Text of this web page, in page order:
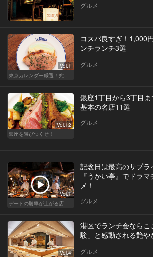
グルメ
Vol.1
東京カレンダー厳選！究極のランチ特集
コスパ良すぎ！1,000
ンチランチ3選
グルメ
Vol.12
銀座を遊びつくせ！
銀座1丁目から3丁目
基本の名店11選
グルメ
Vol.1
デートの勝率が上がる店
記念日は最高のサプラ
『うかい亭』でドラ
メ！
グルメ
Vol.4
港区でランチ会ならこ
験」と感動される艶や
グルメ